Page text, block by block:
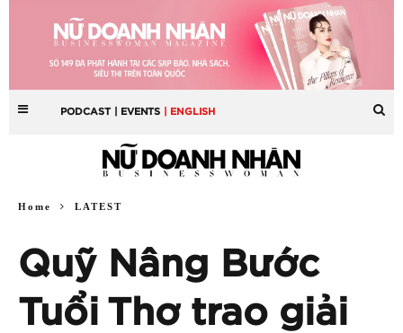
PODCAST | EVENTS | ENGLISH
Home LATEST
Quỹ Nâng Bước
Tuổi Thơ trao giải